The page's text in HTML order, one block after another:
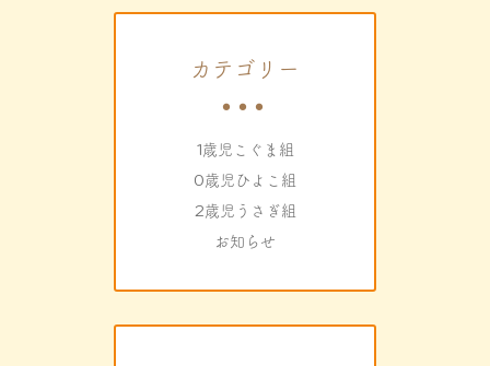
カテゴリー
1歳児こぐま組
0歳児ひよこ組
2歳児うさぎ組
お知らせ